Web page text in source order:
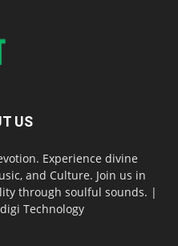
US
Experience divine
and Culture. Join us in
through soulful sounds. |
Technology